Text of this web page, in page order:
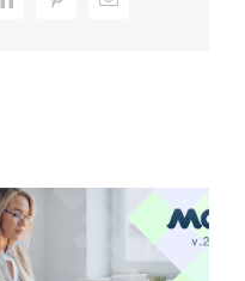
LinkedInPinterestEmail